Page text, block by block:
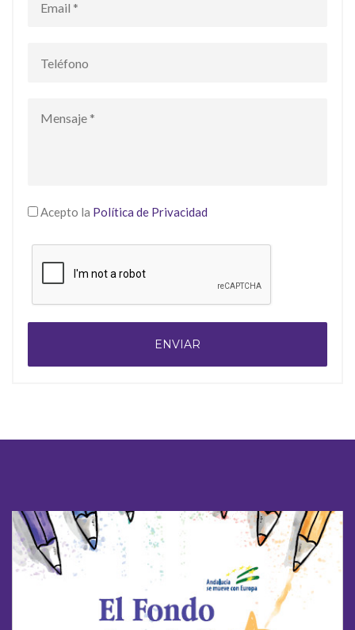
Acepto la Política de Privacidad
ENVIAR